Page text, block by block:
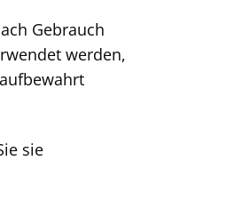
Gebrauch
werden,
sie